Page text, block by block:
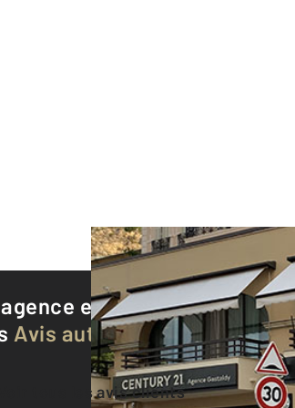
agence est notée9,4/10
Avis authentifiés par
Voir tous les avis clients